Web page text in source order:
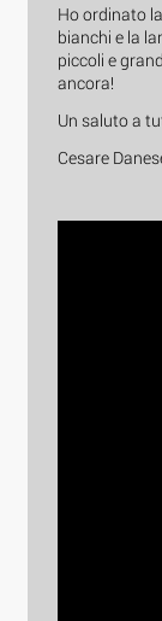
Ho ordinato la
bianchi e la
piccoli e
ancora!
Un saluto a
Cesare